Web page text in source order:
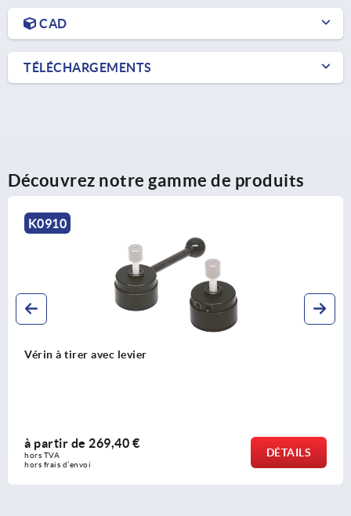
CAD
TÉLÉCHARGEMENTS
Découvrez notre gamme de produits
Vis de serrage pour vérin à tirer automatisable
à partir de
hors frais d’envoi